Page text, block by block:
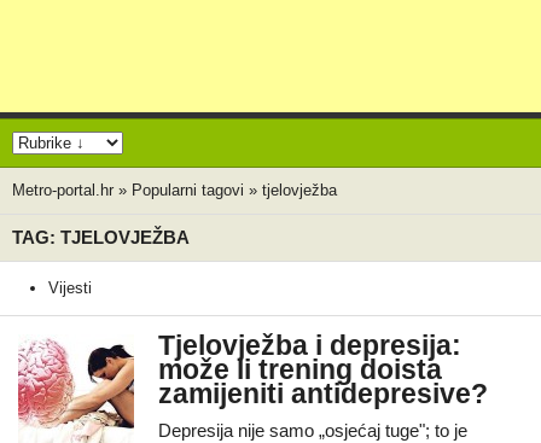
Metro-portal.hr » Popularni tagovi » tjelovježba
TAG: TJELOVJEŽBA
Vijesti
Tjelovježba i depresija:
može li trening doista
zamijeniti antidepresive?
Depresija nije samo „osjećaj tuge"; to je